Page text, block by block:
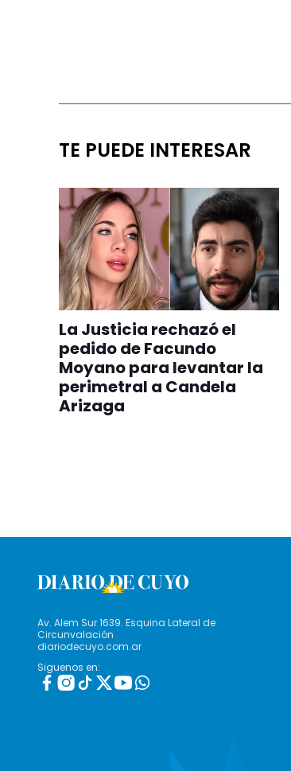
TE PUEDE INTERESAR
La Justicia rechazó el
pedido de Facundo
Moyano para levantar la
perimetral a Candela
Arizaga
Av. Alem Sur 1639. Esquina Lateral de
Circunvalación
diariodecuyo.com.ar
Siguenos en: